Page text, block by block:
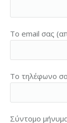
Το email σας
Το τηλέφωνο
Σύντομο